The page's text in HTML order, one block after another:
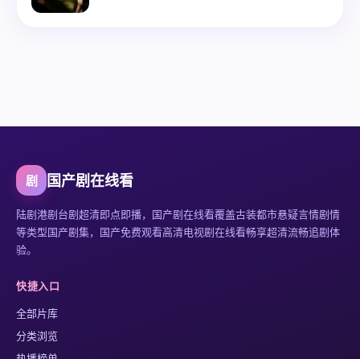
剧 国产剧在线看
陆剧港剧台剧超清即点即播， 国产剧在线看覆盖古装都市悬疑言情剧情
等类型国产剧集， 国产免费观看高清电视剧在线看畅享超清流畅追剧体
验。
快捷入口
全部片库
分类浏览